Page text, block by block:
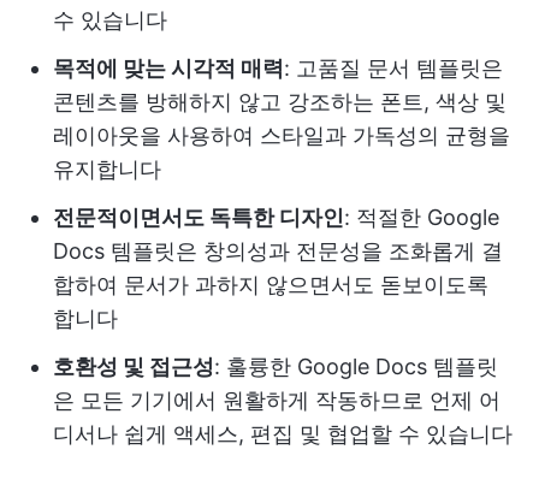
수 있습니다
목적에 맞는 시각적 매력 : 고품질 문서 템플릿은
콘텐츠를 방해하지 않고 강조하는 폰트, 색상 및
레이아웃을 사용하여 스타일과 가독성의 균형을
유지합니다
전문적이면서도 독특한 디자인: 적절한 Google
Docs 템플릿은 창의성과 전문성을 조화롭게 결
합하여 문서가 과하지 않으면서도 돋보이도록
합니다
호환성 및 접근성: 훌륭한 Google Docs 템플릿
은 모든 기기에서 원활하게 작동하므로 언제 어
디서나 쉽게 액세스, 편집 및 협업할 수 있습니다